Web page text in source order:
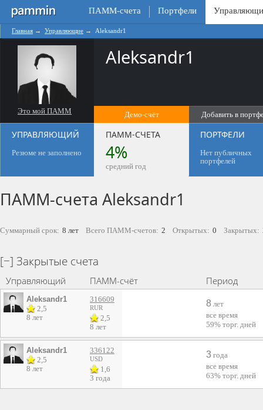
ПАММ-счета Портфели
Главная → Управляющие → Aleksandr1
Это мой ПАММ
Aleksandr1
Демо-счёт
Добавить в
0
УПРАВЛЯЮЩИЙ
Резюме не заполнено
ПАММ-СЧЕТА
4%
средний год
ПОРТФЕЛИ
Нет публичных
портфелей
ПАММ-счета Aleksandr1
Суммарный срок: 8 лет Всего ПАММ-счетов: 2 Открытых: 0 Закрытых:
Закрытые счета
Управляющий ПАММ-счёт Период
Aleksandr1
2,5
8 лет
316609
RUR
2,5
8 лет
8 лет
все время
59% торг. дней
Aleksandr1
2,5
8 лет
336122
USD
1,6
3 года
3 года
все время
63% торг. дней